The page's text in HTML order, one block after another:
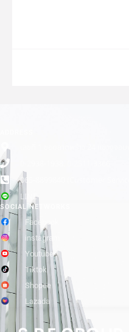
065-8899840 (Customer Service)
LINE
SOCIAL NETWORKS
Facebook
instagram
Youtube
Tiktok
Shopee
Lazada